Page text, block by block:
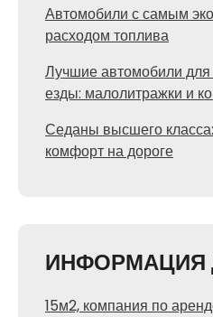
Автомобили с самым
расходом топлива
Лучшие автомобили для
езды: малолитражки и
Седаны высшего
комфорт на дороге
ИНФОРМАЦИЯ
15м2, компания по